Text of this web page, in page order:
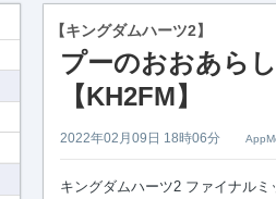
【キングダムハーツ2】
プーのおおあら
【KH2FM】
2022年02月09日 18時06分
キングダムハーツ2 ファイナル